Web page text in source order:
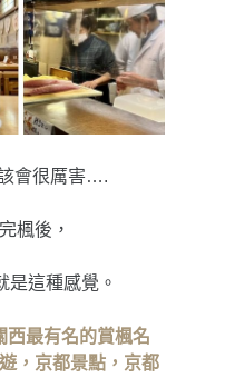
會很厲害….
楓後，
是這種感覺。
西最有名的賞楓名
，京都景點，京都